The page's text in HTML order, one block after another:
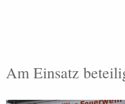
Am Einsatz